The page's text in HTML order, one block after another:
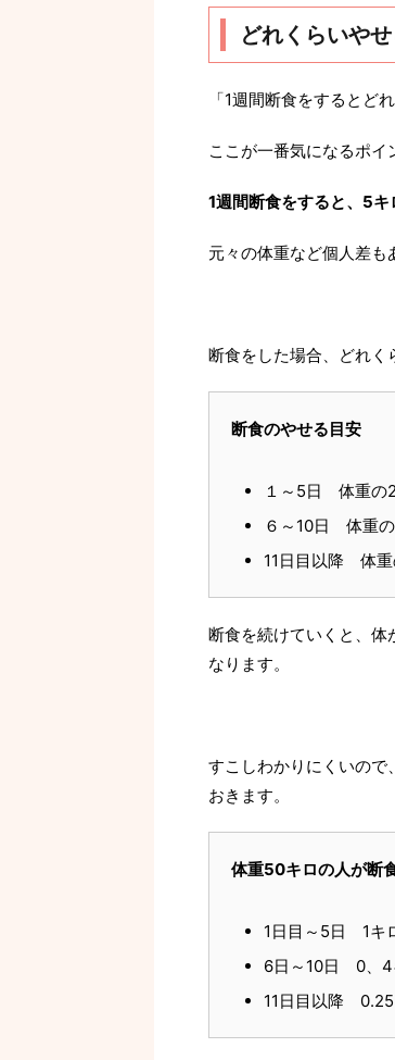
どれくらいや
「1週間断食をするとど
ここが一番気になるポイ
1週間断食をすると、5キ
元々の体重など個人差も
断食をした場合、どれく
断食のやせる目安
１～5日 体重の
６～10日 体重
11日目以降 体重
断食を続けていくと、体
なります。
すこしわかりにくいので
おきます。
体重50キロの人が断
1日目～5日 1キ
6日～10日 0、4
11日目以降 0.25